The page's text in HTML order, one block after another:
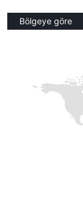
Bölgeye göre